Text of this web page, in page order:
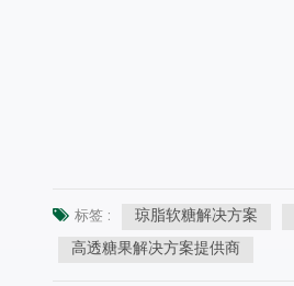
标签 : 琼脂软糖解决方案
高透糖果解决方案提供商